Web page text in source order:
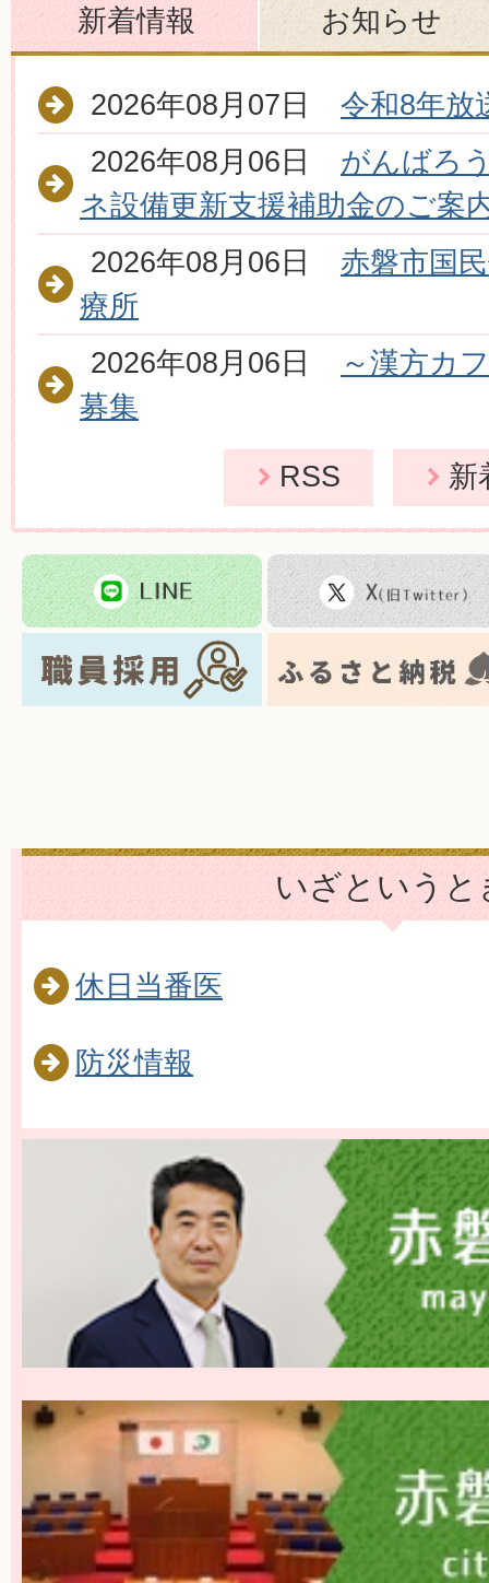
新着情報 お知らせ
2026年08月07日
令和8年放
2026年08月06日
がんばろ
ネ設備更新支援補助金のご案
2026年08月06日
赤磐市国
療所
2026年08月06日
～漢方カ
募集
2026年08月06日
旅券（パ
2026年08月03日
市内の交
せ（令和8年6月末）
2026年08月03日
新型コロ
気を付けましょう
2026年08月03日
令和8年熊
2026年07月31日
熊山英国
ました
RSS 新
いざというと
休日当番医
防災情報